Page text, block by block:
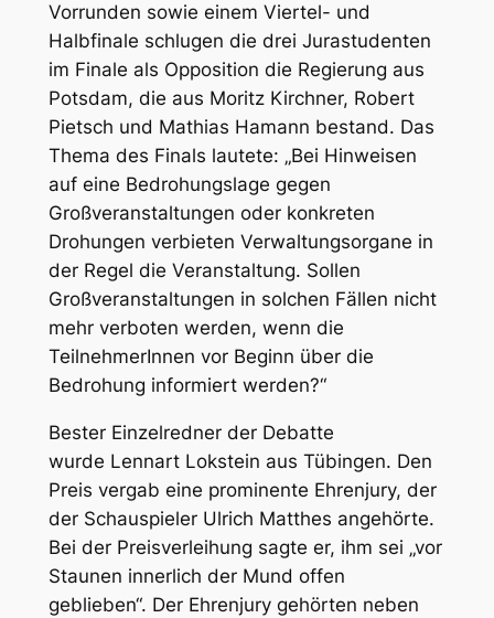
Vorrunden sowie einem Viertel- und
Halbfinale schlugen die drei Jurastudenten
im Finale als Opposition die Regierung aus
Potsdam, die aus Moritz Kirchner, Robert
Pietsch und Mathias Hamann bestand. Das
Thema des Finals lautete: „Bei Hinweisen
auf eine Bedrohungslage gegen
Großveranstaltungen oder konkreten
Drohungen verbieten Verwaltungsorgane in
der Regel die Veranstaltung. Sollen
Großveranstaltungen in solchen Fällen nicht
mehr verboten werden, wenn die
TeilnehmerInnen vor Beginn über die
Bedrohung informiert werden?“
Bester Einzelredner der Debatte
wurde Lennart Lokstein aus Tübingen. Den
Preis vergab eine prominente Ehrenjury, der
der Schauspieler Ulrich Matthes angehörte.
Bei der Preisverleihung sagte er, ihm sei „vor
Staunen innerlich der Mund offen
geblieben“. Der Ehrenjury gehörten neben